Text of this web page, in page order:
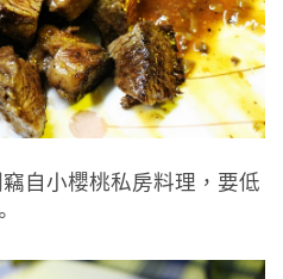
自小櫻桃私房料理，要低